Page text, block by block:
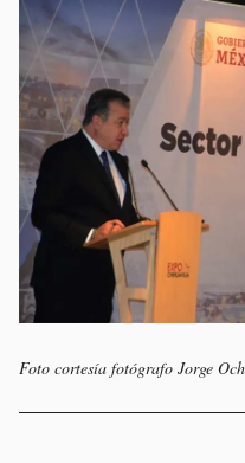
Foto cortesía fotógrafo Jorge